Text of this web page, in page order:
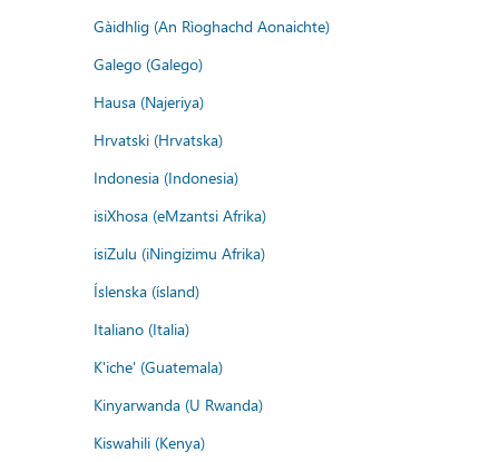
Gàidhlig (An Rìoghachd Aonaichte)
Galego (Galego)
Hausa (Najeriya)
Hrvatski (Hrvatska)
Indonesia (Indonesia)
isiXhosa (eMzantsi Afrika)
isiZulu (iNingizimu Afrika)
Íslenska (ísland)
Italiano (Italia)
K'iche' (Guatemala)
Kinyarwanda (U Rwanda)
Kiswahili (Kenya)